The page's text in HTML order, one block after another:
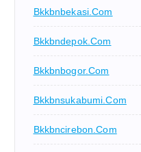
Bkkbnbekasi.com
Bkkbndepok.com
Bkkbnbogor.com
Bkkbnsukabumi.com
Bkkbncirebon.com